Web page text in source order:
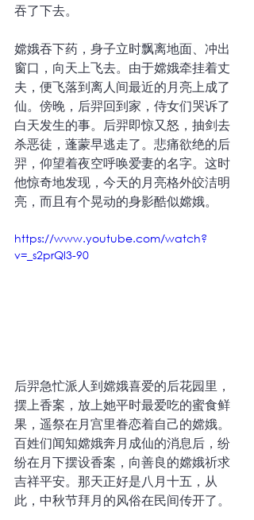
吞了下去。
嫦娥吞下药，身子立时飘离地面、冲出
窗口，向天上飞去。由于嫦娥牵挂着丈
夫，便飞落到离人间最近的月亮上成了
仙。傍晚，后羿回到家，侍女们哭诉了
白天发生的事。后羿即惊又怒，抽剑去
杀恶徒，蓬蒙早逃走了。悲痛欲绝的后
羿，仰望着夜空呼唤爱妻的名字。这时
他惊奇地发现，今天的月亮格外皎洁明
亮，而且有个晃动的身影酷似嫦娥。
https://www.youtube.com/watch?
v=_s2prQl3-90
后羿急忙派人到嫦娥喜爱的后花园里，
摆上香案，放上她平时最爱吃的蜜食鲜
果，遥祭在月宫里眷恋着自己的嫦娥。
百姓们闻知嫦娥奔月成仙的消息后，纷
纷在月下摆设香案，向善良的嫦娥祈求
吉祥平安。那天正好是八月十五，从
此，中秋节拜月的风俗在民间传开了。